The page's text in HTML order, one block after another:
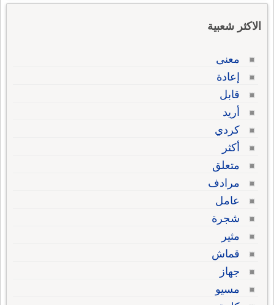
الاكثر شعبية
معنى
إعادة
قابل
أريد
كردي
أكثر
متعلق
مرادف
عامل
شجرة
مثير
قماش
جهاز
مسيو